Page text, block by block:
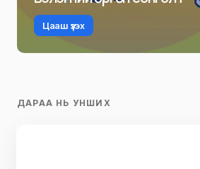
Цааш үзэх
ДАРАА НЬ УНШИХ